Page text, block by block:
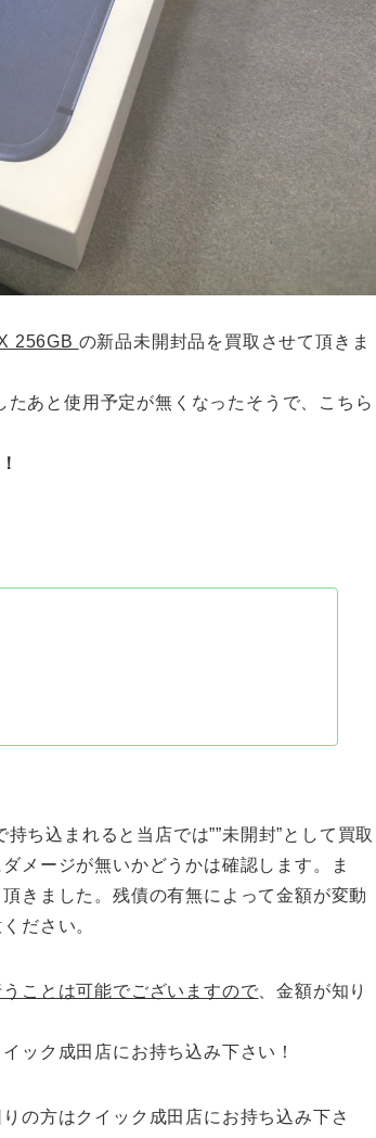
256GB の新品未開封品を買取させて頂きま
あと使用予定が無くなったそうで、こちら
ち込まれると当店では””未開封”として買取
メージが無いかどうかは確認します。ま
きました。残債の有無によって金額が変動
ださい。
ことは可能でございますので 、金額が知り
ック成田店にお持ち込み下さい！
の方はクイック成田店にお持ち込み下さ